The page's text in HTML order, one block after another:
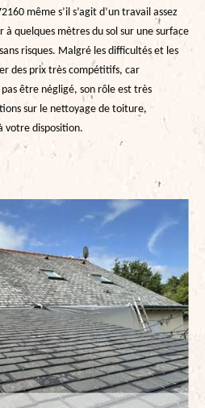
même s’il s’agit d’un travail assez
quelques mètres du sol sur une surface
risques. Malgré les difficultés et les
des prix très compétitifs, car
être négligé, son rôle est très
sur le nettoyage de toiture,
votre disposition.